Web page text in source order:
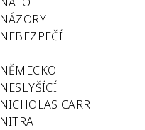
NÁZORY
NEBEZPEČÍ
NĚMECKO
NESLYŠÍCÍ
NICHOLAS CARR
NITRA